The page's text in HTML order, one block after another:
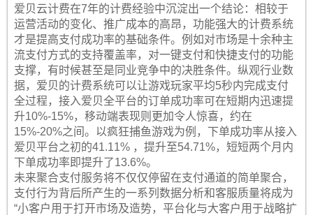
爱贝云计费在7年的计费经验中沉淀出一个结论：相较于
运营活动的变化、推广成本的高昂，功能强大的计费系统
才是提高支付成功率的基础条件。例如对市场是十余种主
流支付方式的支持覆盖率，对一键支付和快捷支付的功能
支撑，有时候甚至是同业竞争中的决胜条件。纵观行业数
据，爱贝的计费系统可以让游戏玩家平均5秒内完成支付
全过程，接入爱贝全平台的订单成功率可在短期内迅速提
升10%-15%，移动端表现则更加令人惊喜，约在
15%-20%之间。以疯狂捕鱼游戏为例，下单成功率从接入
爱贝平台之初的41.11% ，提升至54.71%，短短两个月内
下单成功率即提升了13.6%。
未来聚合支付服务将不仅仅停留在支付通道的简单聚合，
支付行为背后所产生的一系列数据分析和客服质量将成为
“小客户用于打开市场及造势，平台化与大客户用于战略扩